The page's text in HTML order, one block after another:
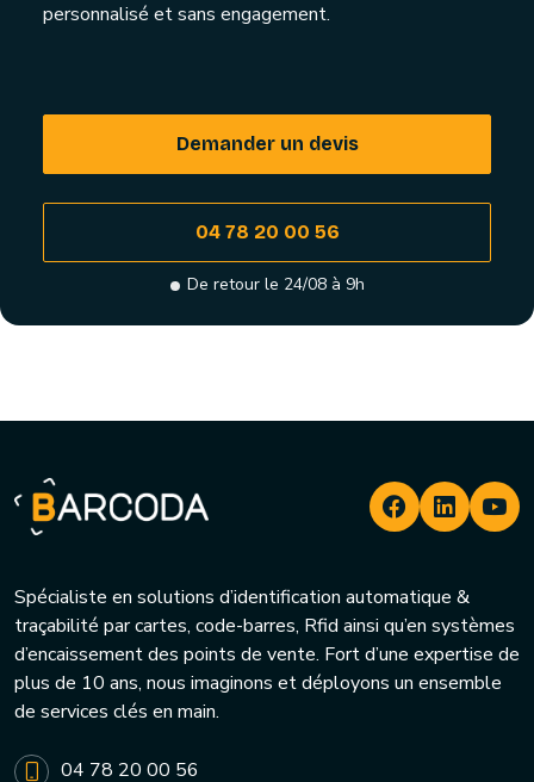
personnalisé et sans engagement.
Demander un devis
04 78 20 00 56
De retour le 24/08 à 9h
Spécialiste en solutions d’identification automatique &
traçabilité par cartes, code-barres, Rfid ainsi qu’en systèmes
d’encaissement des points de vente. Fort d’une expertise de
plus de 10 ans, nous imaginons et déployons un ensemble
de services clés en main.
04 78 20 00 56